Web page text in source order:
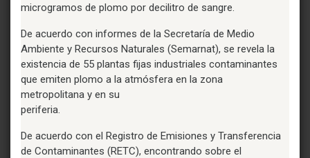
microgramos de plomo por decilitro de sangre.
De acuerdo con informes de la Secretaría de Medio
Ambiente y Recursos Naturales (Semarnat), se revela la
existencia de 55 plantas fijas industriales contaminantes
que emiten plomo a la atmósfera en la zona
metropolitana y en su
periferia.
De acuerdo con el Registro de Emisiones y Transferencia
de Contaminantes (RETC), encontrando sobre el